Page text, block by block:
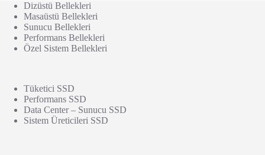
Dizüstü Bellekleri
Masaüstü Bellekleri
Sunucu Bellekleri
Performans Bellekleri
Özel Sistem Bellekleri
Tüketici SSD
Performans SSD
Data Center – Sunucu SSD
Sistem Üreticileri SSD